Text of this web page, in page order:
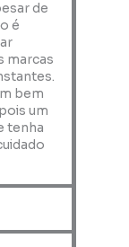
de
é
marcas
bem
um
tenha